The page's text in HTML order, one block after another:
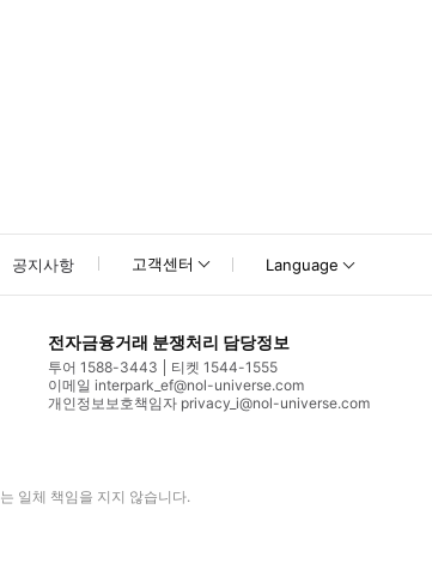
공지사항 고객센터 Language
전자금융거래 분쟁처리 담당정보
투어 1588-3443
티켓 1544-1555
이메일 interpark_ef@nol-universe.com
개인정보보호책임자 privacy_i@nol-universe.com
는 일체 책임을 지지 않습니다.